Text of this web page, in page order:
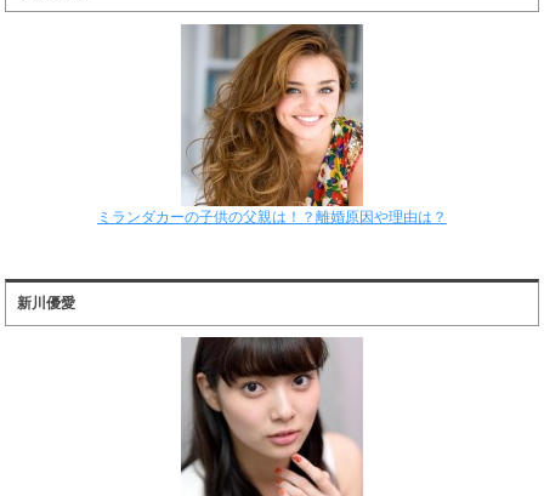
ミランダカーの子供の父親は！？離婚原因や理由は？
新川優愛